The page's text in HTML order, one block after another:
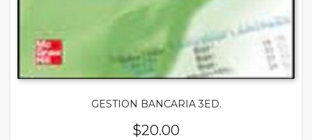
GESTION BANCARIA 3ED.
$20.00